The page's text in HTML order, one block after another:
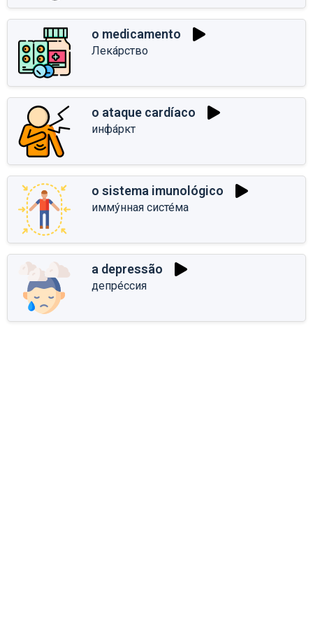
o medicamento
Лека́рство
o ataque cardíaco
инфа́ркт
o sistema imunológico
имму́нная систе́ма
a depressão
депре́ссия